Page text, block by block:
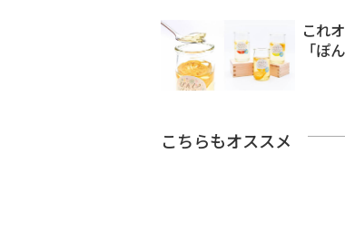
これ
「ぽ
こちらもオススメ